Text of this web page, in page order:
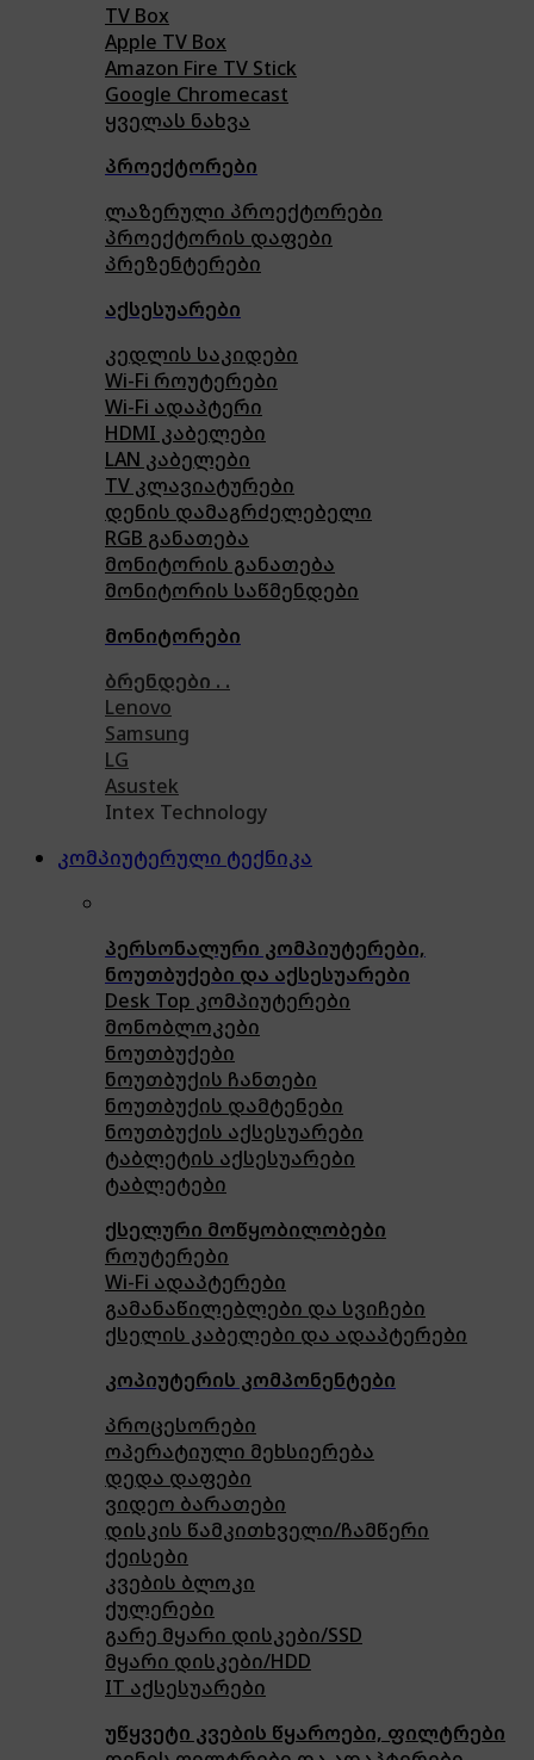
TV Box
Apple TV Box
Amazon Fire TV Stick
Google Chromecast
ყველას ნახვა
პროექტორები
ლაზერული პროექტორები
პროექტორის დაფები
პრეზენტერები
აქსესუარები
კედლის საკიდები
Wi-Fi როუტერები
Wi-Fi ადაპტერი
HDMI კაბელები
LAN კაბელები
TV კლავიატურები
დენის დამაგრძელებელი
RGB განათება
მონიტორის განათება
მონიტორის საწმენდები
მონიტორები
ბრენდები . .
Lenovo
Samsung
LG
Asustek
Intex Technology
კომპიუტერული ტექნიკა
პერსონალური კომპიუტერები,
ნოუთბუქები და აქსესუარები
Desk Top კომპიუტერები
მონობლოკები
ნოუთბუქები
ნოუთბუქის ჩანთები
ნოუთბუქის დამტენები
ნოუთბუქის აქსესუარები
ტაბლეტის აქსესუარები
ტაბლეტები
ქსელური მოწყობილობები
როუტერები
Wi-Fi ადაპტერები
გამანაწილებლები და სვიჩები
ქსელის კაბელები და ადაპტერები
კოპიუტერის კომპონენტები
პროცესორები
ოპერატიული მეხსიერება
დედა დაფები
ვიდეო ბარათები
დისკის წამკითხველი/ჩამწერი
ქეისები
კვების ბლოკი
ქულერები
გარე მყარი დისკები/SSD
მყარი დისკები/HDD
IT აქსესუარები
უწყვეტი კვების წყაროები, ფილტრები